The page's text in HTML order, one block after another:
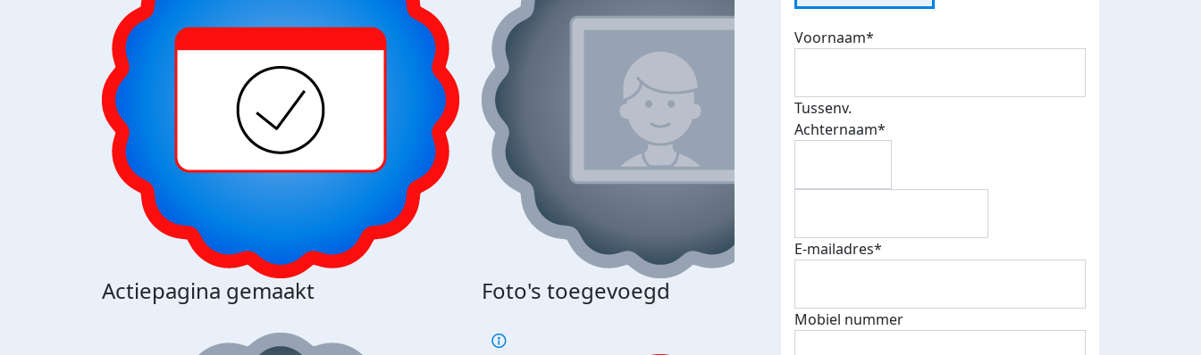
Actiepagina gemaakt Foto's toegevoegd
Bij 500 euro aan donaties ontvang
Voornaam*
Tussenv.
Achternaam*
E-mailadres*
Mobiel nummer